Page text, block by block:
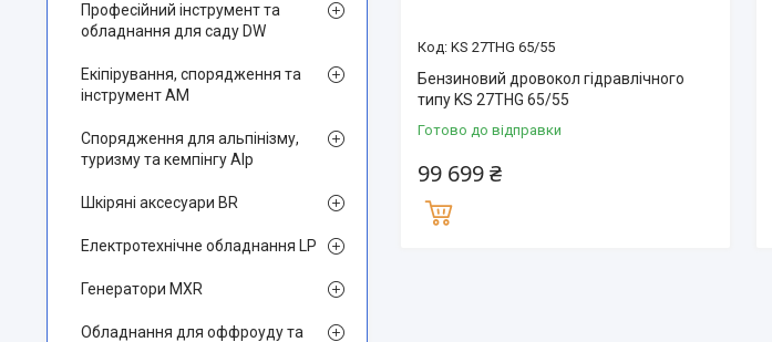
KS 27THG 65/55
Бензиновий дровокол гідравлічного
типу KS 27THG 65/55
Готово до відправки
99 699 ₴
Професійний інструмент та
обладнання для саду DW
Екіпірування, спорядження та
інструмент AM
Спорядження для альпінізму,
туризму та кемпінгу Alp
Шкіряні аксесуари BR
Електротехнічне обладнання LP
Генератори MXR
Обладнання для оффроуду та